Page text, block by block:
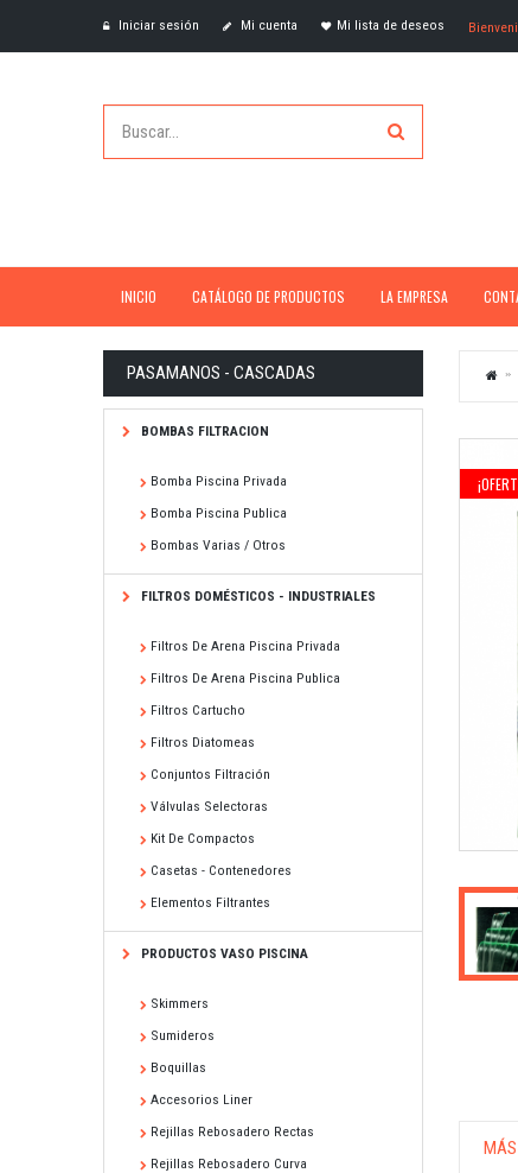
Iniciar sesión Mi cuenta Mi lista de deseos
INICIO CATÁLOGO DE PRODUCTOS LA EMPRESA
PASAMANOS - CASCADAS
BOMBAS FILTRACION
Bomba Piscina Privada
Bomba Piscina Publica
Bombas Varias / Otros
FILTROS DOMÉSTICOS - INDUSTRIALES
Filtros De Arena Piscina Privada
Filtros De Arena Piscina Publica
Filtros Cartucho
Filtros Diatomeas
Conjuntos Filtración
Válvulas Selectoras
Kit De Compactos
Casetas - Contenedores
Elementos Filtrantes
PRODUCTOS VASO PISCINA
Skimmers
Sumideros
Boquillas
Accesorios Liner
Rejillas Rebosadero Rectas
Rejillas Rebosadero Curva
MÁS